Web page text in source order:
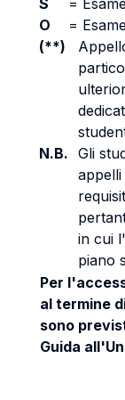
S
=
O
=
(**)
N.B. Gli
in cui
piano
Per
al termine
sono
Guida